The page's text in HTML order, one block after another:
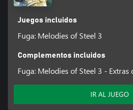
Juegos incluidos
Fuga: Melodies of Steel 3
Complementos incluidos
Fuga: Melodies of Steel 3 - Extras
IR AL JUEGO